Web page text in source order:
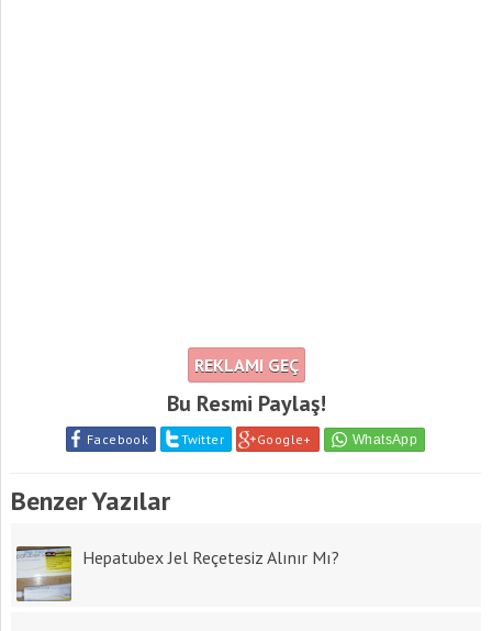
REKLAMI GEÇ
Bu Resmi Paylaş!
Facebook Twitter Google+
Benzer Yazılar
Hepatubex Jel Reçetesiz Alınır Mı?